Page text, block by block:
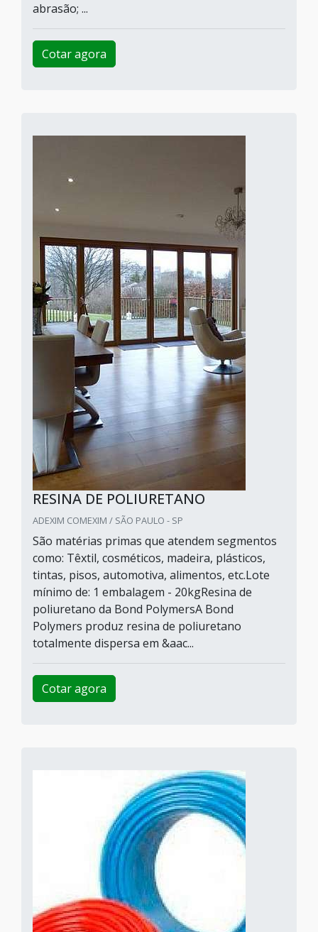
abrasão; ...
Cotar agora
RESINA DE POLIURETANO
ADEXIM COMEXIM / SÃO PAULO - SP
São matérias primas que atendem segmentos
como: Têxtil, cosméticos, madeira, plásticos,
tintas, pisos, automotiva, alimentos, etc.Lote
mínimo de: 1 embalagem - 20kgResina de
poliuretano da Bond PolymersA Bond
Polymers produz resina de poliuretano
totalmente dispersa em &aac...
Cotar agora